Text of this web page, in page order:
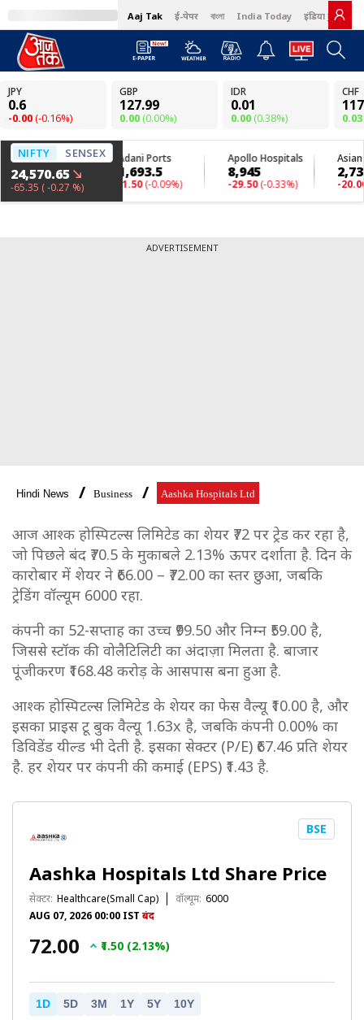
Aaj Tak ई-पेपर বাংলা India Today इंडिया टुडे हिंदी
ADVERTISEMENT
Hindi News Business Aashka Hospitals Ltd
आज आश्क होस्पिटल्स लिमिटेड का शेयर ₹72 पर ट्रेड कर रहा है,
जो पिछले बंद ₹70.5 के मुकाबले 2.13% ऊपर दर्शाता है. दिन के
कारोबार में शेयर ने ₹66.00 – ₹72.00 का स्तर छुआ, जबकि
ट्रेडिंग वॉल्यूम 6000 रहा.
कंपनी का 52-सप्ताह का उच्च ₹99.50 और निम्न ₹59.00 है,
जिससे स्टॉक की वोलैटिलिटी का अंदाज़ा मिलता है. बाजार
पूंजीकरण ₹168.48 करोड़ के आसपास बना हुआ है.
आश्क होस्पिटल्स लिमिटेड के शेयर का फेस वैल्यू ₹10.00 है, और
इसका प्राइस टू बुक वैल्यू 1.63x है, जबकि कंपनी 0.00% का
डिविडेंड यील्ड भी देती है. इसका सेक्टर (P/E) ₹67.46 प्रति शेयर
है. हर शेयर पर कंपनी की कमाई (EPS) ₹1.43 है.
Aashka Hospitals Ltd Share Price
सेक्टर: Healthcare(Small Cap) वॉल्यूम: 6000
AUG 07, 2026 00:00 IST बंद
BSE
₹72.00 ₹1.50 (2.13%)
1D 5D 3M 1Y 5Y 10Y